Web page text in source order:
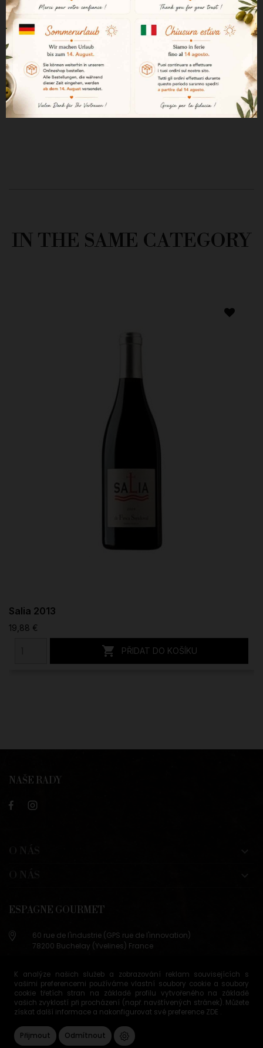
K analýze našich služeb a zobrazování reklam souvisejících s
vašimi preferencemi používáme vlastní soubory cookie a soubory
cookie třetích stran na základě profilu vytvořeného na základě
vašich zvyklostí při procházení (např. navštívených stránek). Můžete
získat další informace a nakonfigurovat své preference ZDE .
Přijmout Odmítnout
Toto víno zrálo 20 měsíců v
dubových sudech.
Obsahuje siřičitany.
Pijte s mírou. Zneužívání alkoholu
je nebezpečné pro vaše zdraví.
IN THE SAME CATEGORY
Salia 2013
19,88 €
 PŘIDAT DO KOŠÍKU
NAŠE RADY
ESPAGNE GOURMET
60 rue de l'industrie (GPS rue de l'innovation)
78200 Buchelay (Yvelines) France
info@espagne-gourmet.com
78200 Buchelay (Yvelines) France
Podmínky prodeje Správa souborů cookie